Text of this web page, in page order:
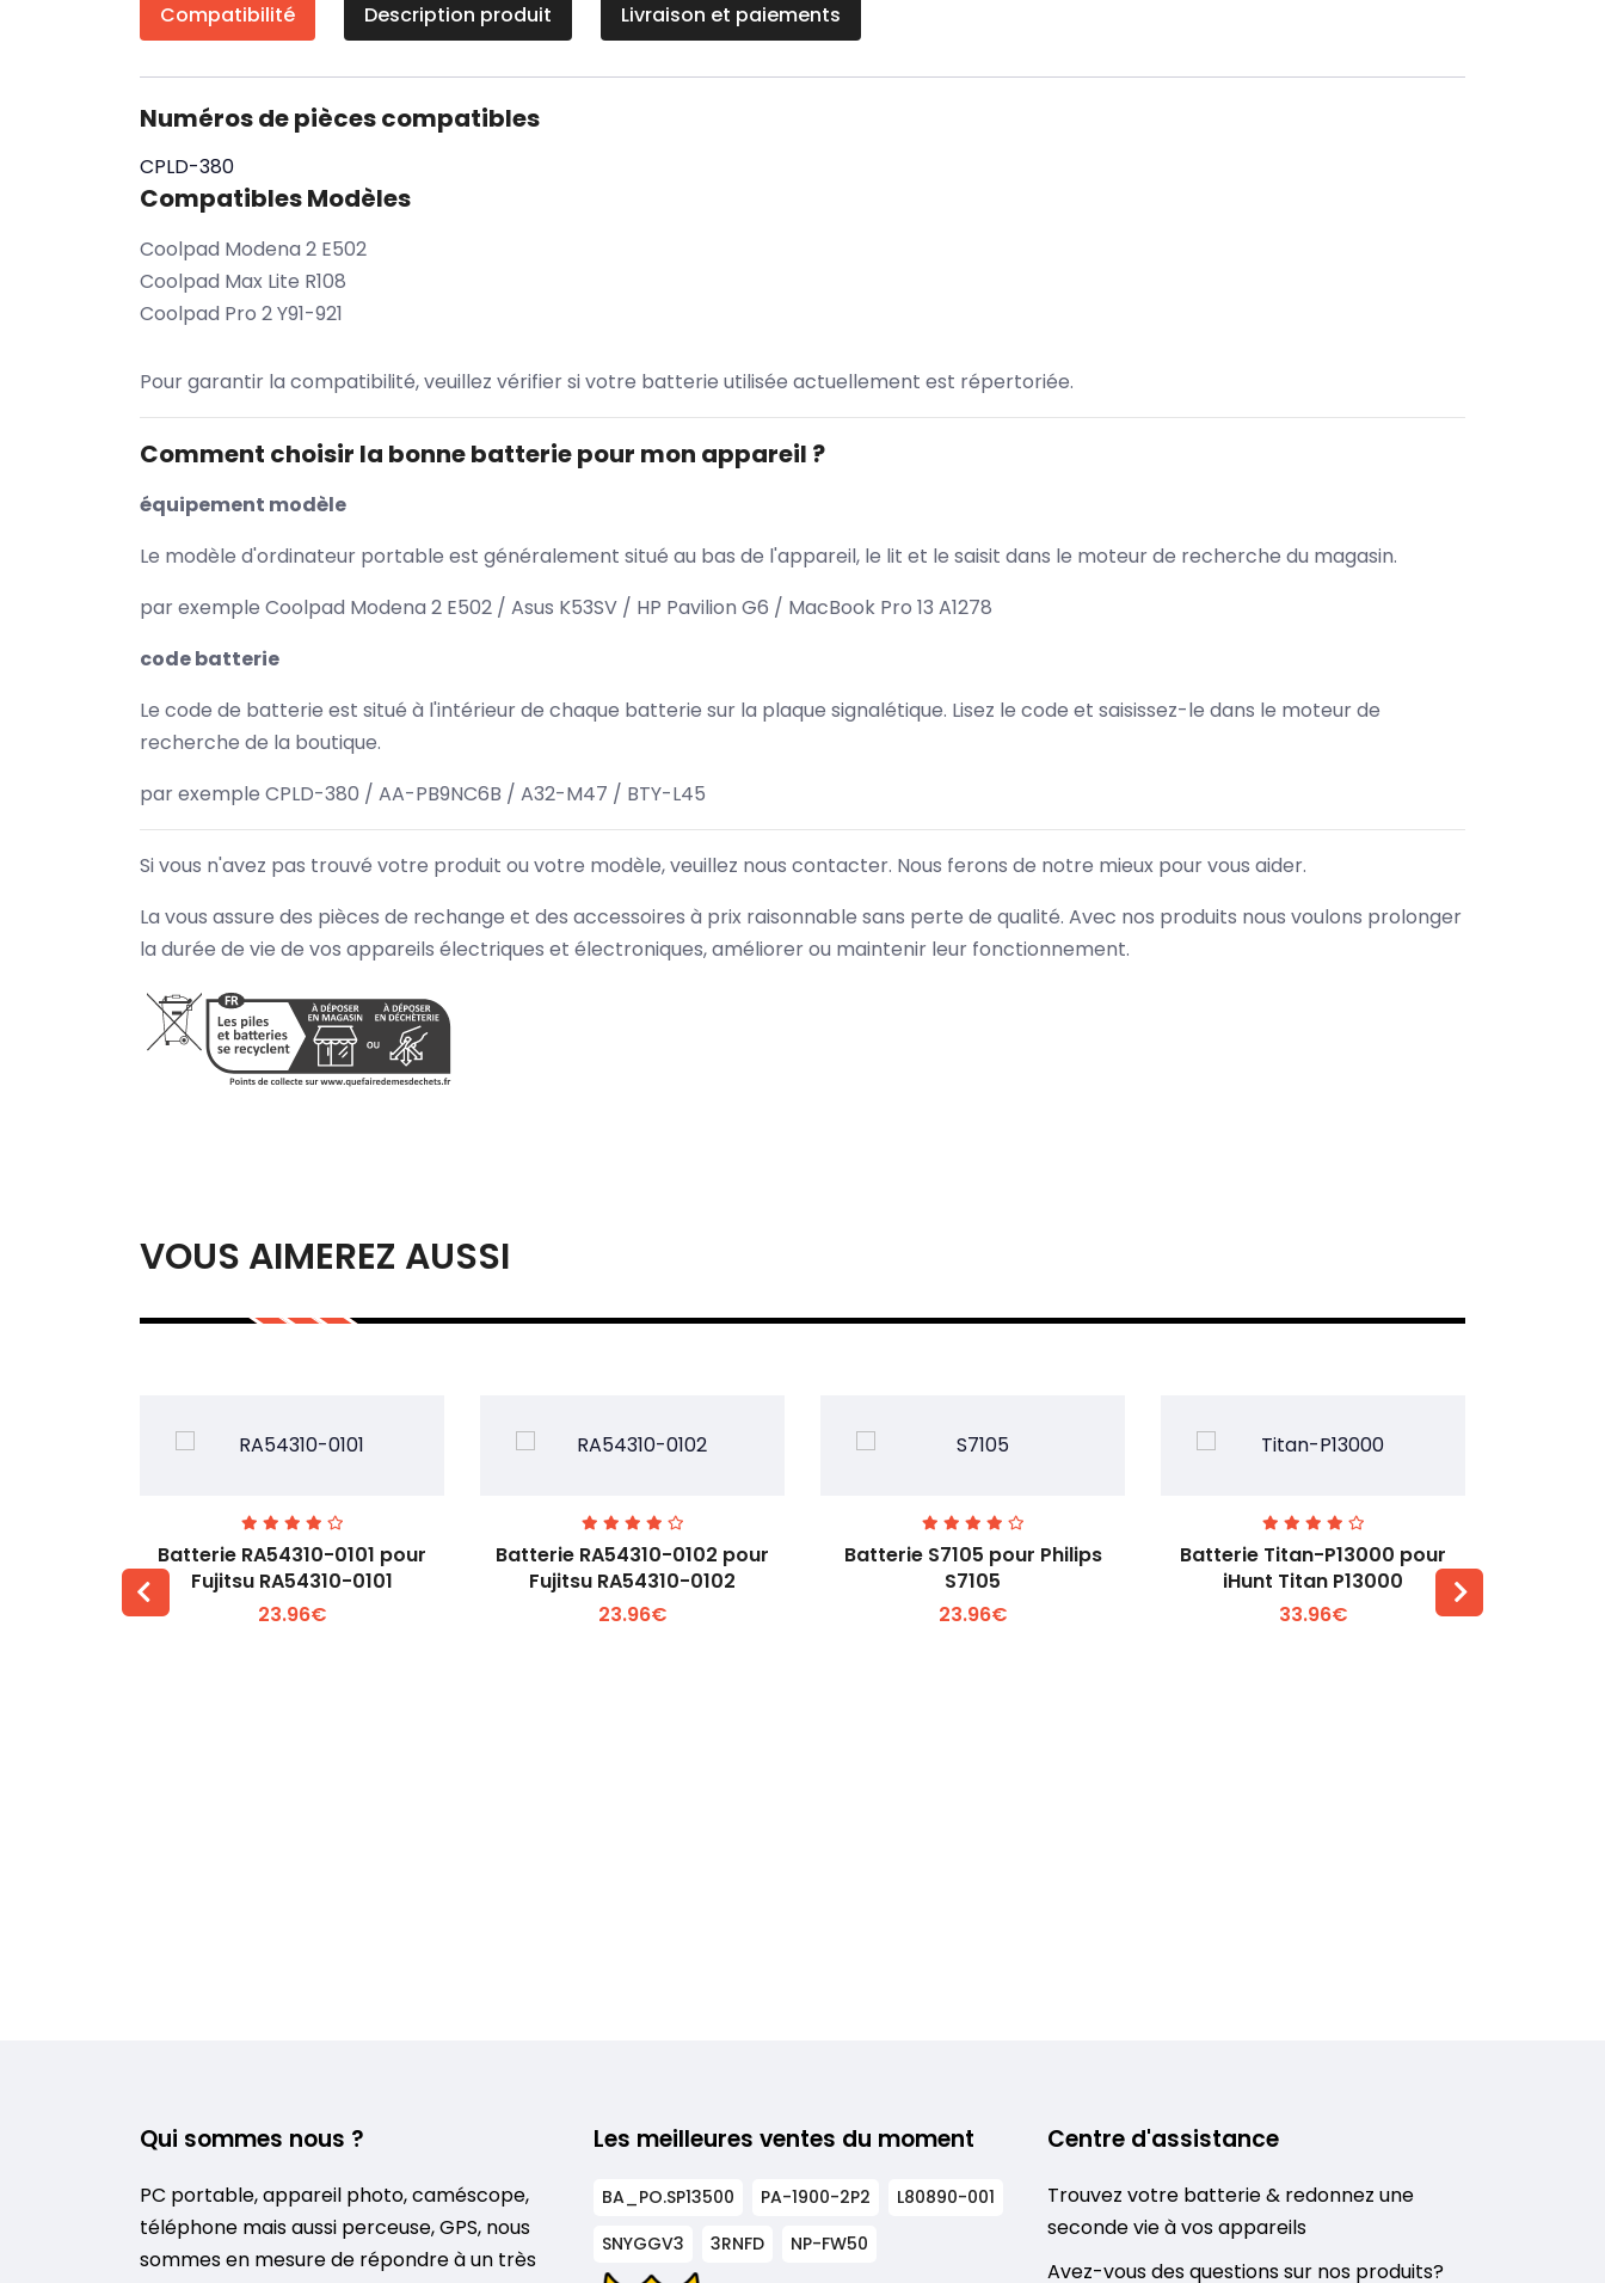
Compatibilité Description produit Livraison et paiements
Numéros de pièces compatibles
CPLD-380
Compatibles Modèles
Coolpad Modena 2 E502
Coolpad Max Lite R108
Coolpad Pro 2 Y91-921
Pour garantir la compatibilité, veuillez vérifier si votre batterie utilisée actuellement est répertoriée.
Comment choisir la bonne batterie pour mon appareil ?
équipement modèle
Le modèle d'ordinateur portable est généralement situé au bas de l'appareil, le lit et le saisit dans le moteur de recherche du magasin.
par exemple Coolpad Modena 2 E502 / Asus K53SV / HP Pavilion G6 / MacBook Pro 13 A1278
code batterie
Le code de batterie est situé à l'intérieur de chaque batterie sur la plaque signalétique. Lisez le code et saisissez-le dans le moteur de
recherche de la boutique.
par exemple CPLD-380 / AA-PB9NC6B / A32-M47 / BTY-L45
Si vous n'avez pas trouvé votre produit ou votre modèle, veuillez nous contacter. Nous ferons de notre mieux pour vous aider.
La vous assure des pièces de rechange et des accessoires à prix raisonnable sans perte de qualité. Avec nos produits nous voulons prolonger
la durée de vie de vos appareils électriques et électroniques, améliorer ou maintenir leur fonctionnement.
VOUS AIMEREZ AUSSI
Voir plus +
Batterie RA54310-0101 pour
Fujitsu RA54310-0101
23.96€
Voir plus +
Batterie RA54310-0102 pour
Fujitsu RA54310-0102
23.96€
Voir plus +
Batterie S7105 pour Philips
S7105
23.96€
Voir plus +
Batterie Titan-P13000 pour
iHunt Titan P13000
33.96€
Qui sommes nous ?
PC portable, appareil photo, caméscope,
téléphone mais aussi perceuse, GPS, nous
sommes en mesure de répondre à un très
Les meilleures ventes du moment
BA_PO.SP13500 PA-1900-2P2
L80890-001
SNYGGV3
3RNFD NP-FW50
Centre d'assistance
Trouvez votre batterie & redonnez une
seconde vie à vos appareils
Avez-vous des questions sur nos produits?